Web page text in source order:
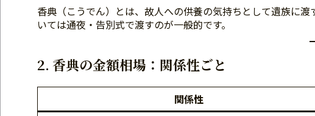
香典（こうでん）とは、故人への供養の気持ちとして遺族に
いては通夜・告別式で渡すのが一般的です。
2. 香典の金額相場：関係性ごと
関係性